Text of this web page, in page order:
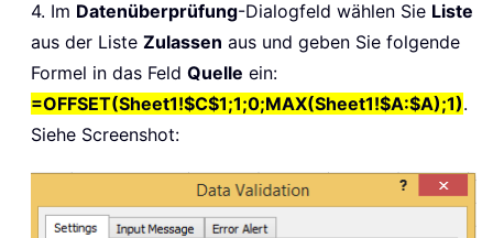
4. Im Datenüberprüfung-Dialogfeld wählen Sie Liste
aus der Liste Zulassen aus und geben Sie folgende
Formel in das Feld Quelle ein:
=OFFSET(Sheet1!$C$1;1;0;MAX(Sheet1!$A:$A);1).
Siehe Screenshot: